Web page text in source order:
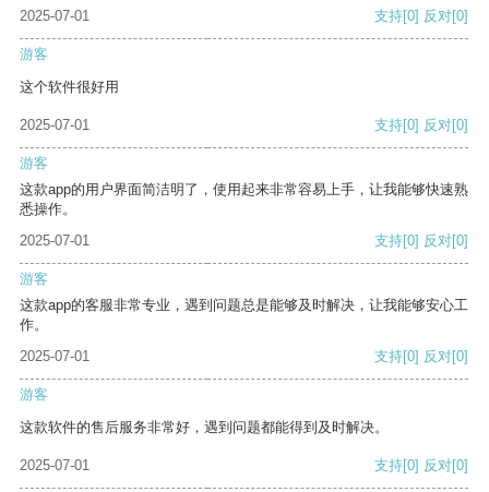
2025-07-01 支持[0] 反对[0]
游客
这个软件很好用
2025-07-01 支持[0] 反对[0]
游客
这款app的用户界面简洁明了，使用起来非常容易上手，让我能够快速熟
悉操作。
2025-07-01
支持[0] 反对[0]
游客
这款app的客服非常专业，遇到问题总是能够及时解决，让我能够安心工
作。
2025-07-01
支持[0] 反对[0]
游客
这款软件的售后服务非常好，遇到问题都能得到及时解决。
2025-07-01 支持[0] 反对[0]